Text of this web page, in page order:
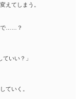
えてしまう。
で……？
いい？」
ていく。